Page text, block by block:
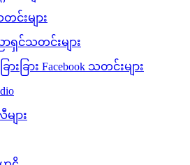
င်းများ
ရှင်သတင်းများ
ားခြား Facebook သတင်းများ
ျား